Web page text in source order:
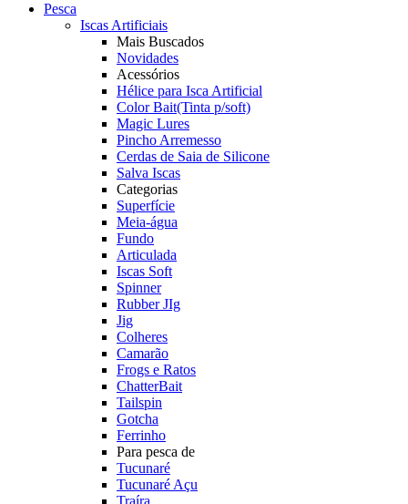
Pesca
Iscas Artificiais
Mais Buscados
Novidades
Acessórios
Hélice para Isca Artificial
Color Bait(Tinta p/soft)
Magic Lures
Pincho Arremesso
Cerdas de Saia de Silicone
Salva Iscas
Categorias
Superfície
Meia-água
Fundo
Articulada
Iscas Soft
Spinner
Rubber JIg
Jig
Colheres
Camarão
Frogs e Ratos
ChatterBait
Tailspin
Gotcha
Ferrinho
Para pesca de
Tucunaré
Tucunaré Açu
Traíra